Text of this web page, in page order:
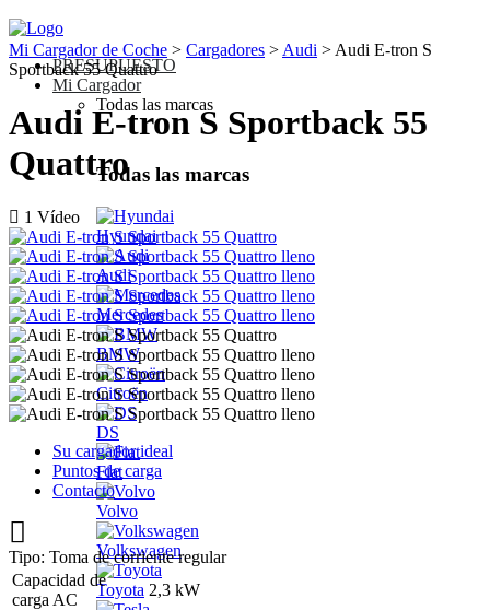
PRESUPUESTO
Mi Cargador
Todas las marcas
Todas las marcas
Hyundai
Audi
Mercedes
BMW
Citroën
DS
Fiat
Volvo
Volkswagen
Toyota
Mi Cargador de Coche > Cargadores > Audi > Audi E-tron S
Sportback 55 Quattro
Audi E-tron S Sportback 55
Quattro
1 Vídeo
Su cargador ideal
Puntos de carga
Contacto
Tipo: Toma de corriente regular
Capacidad de
carga AC
2,3 kW